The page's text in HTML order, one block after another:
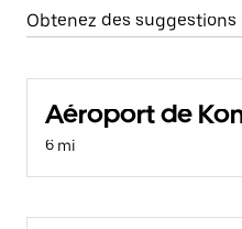
Obtenez des
Aéroport de
6 mi